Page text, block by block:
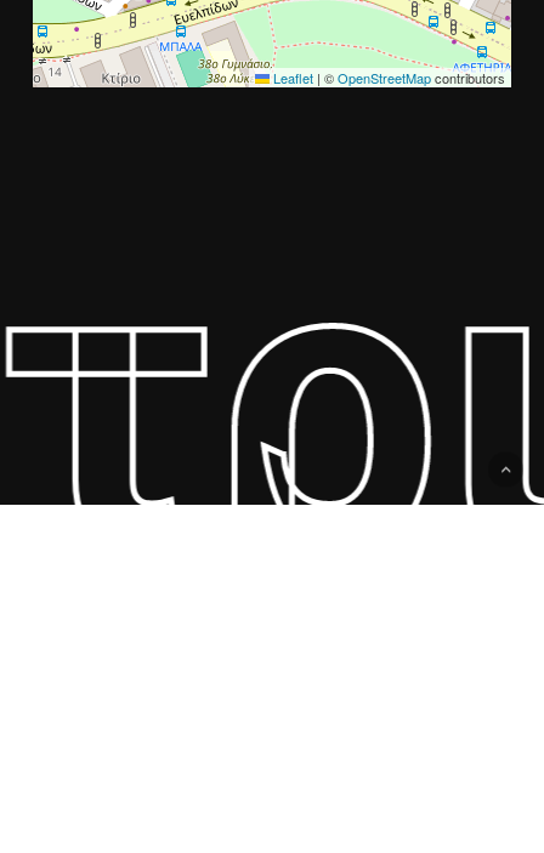
Leaflet | ©OpenStreetMapcontributors